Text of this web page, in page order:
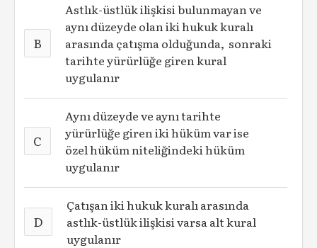
B
Astlık-üstlük ilişkisi bulunmayan ve
aynı düzeyde olan iki hukuk kuralı
arasında çatışma olduğunda, sonraki
tarihte yürürlüğe giren kural
uygulanır
C
Aynı düzeyde ve aynı tarihte
yürürlüğe giren iki hüküm var ise
özel hüküm niteliğindeki hüküm
uygulanır
D
Çatışan iki hukuk kuralı arasında
astlık-üstlük ilişkisi varsa alt kural
uygulanır